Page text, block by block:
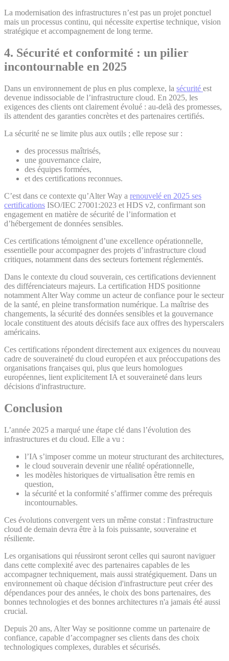
La modernisation des infrastructures n’est pas un projet ponctuel
mais un processus continu, qui nécessite expertise technique, vision
stratégique et accompagnement de long terme.
4. Sécurité et conformité : un pilier
incontournable en 2025
Dans un environnement de plus en plus complexe, la sécurité est
devenue indissociable de l’infrastructure cloud. En 2025, les
exigences des clients ont clairement évolué : au-delà des promesses,
ils attendent des garanties concrètes et des partenaires certifiés.
La sécurité ne se limite plus aux outils ; elle repose sur :
des processus maîtrisés,
une gouvernance claire,
des équipes formées,
et des certifications reconnues.
C’est dans ce contexte qu’Alter Way a renouvelé en 2025 ses
certifications ISO/IEC 27001:2023 et HDS v2, confirmant son
engagement en matière de sécurité de l’information et
d’hébergement de données sensibles.
Ces certifications témoignent d’une excellence opérationnelle,
essentielle pour accompagner des projets d’infrastructure cloud
critiques, notamment dans des secteurs fortement réglementés.
Dans le contexte du cloud souverain, ces certifications deviennent
des différenciateurs majeurs. La certification HDS positionne
notamment Alter Way comme un acteur de confiance pour le secteur
de la santé, en pleine transformation numérique. La maîtrise des
changements, la sécurité des données sensibles et la gouvernance
locale constituent des atouts décisifs face aux offres des hyperscalers
américains.
Ces certifications répondent directement aux exigences du nouveau
cadre de souveraineté du cloud européen et aux préoccupations des
organisations françaises qui, plus que leurs homologues
européennes, lient explicitement IA et souveraineté dans leurs
décisions d'infrastructure.
Conclusion
L’année 2025 a marqué une étape clé dans l’évolution des
infrastructures et du cloud. Elle a vu :
l’IA s’imposer comme un moteur structurant des architectures,
le cloud souverain devenir une réalité opérationnelle,
les modèles historiques de virtualisation être remis en
question,
la sécurité et la conformité s’affirmer comme des prérequis
incontournables.
Ces évolutions convergent vers un même constat : l'infrastructure
cloud de demain devra être à la fois puissante, souveraine et
résiliente.
Les organisations qui réussiront seront celles qui sauront naviguer
dans cette complexité avec des partenaires capables de les
accompagner techniquement, mais aussi stratégiquement. Dans un
environnement où chaque décision d'infrastructure peut créer des
dépendances pour des années, le choix des bons partenaires, des
bonnes technologies et des bonnes architectures n'a jamais été aussi
crucial.
Depuis 20 ans, Alter Way se positionne comme un partenaire de
confiance, capable d’accompagner ses clients dans des choix
technologiques complexes, durables et sécurisés.